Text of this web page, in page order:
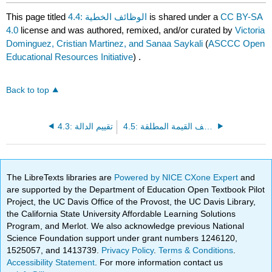
This page titled 4.4: الوظائف الخطية is shared under aCC BY-SA
4.0 license and was authored, remixed, and/or curated byVictoria
Dominguez, Cristian Martinez, and Sanaa Saykali (ASCCC Open
Educational Resources Initiative) .
Back to top
4.3: تقييم الدالة 4.5: وظائف القيمة المطلقة
The LibreTexts libraries are Powered by NICE CXone Expertand
are supported by the Department of Education Open Textbook Pilot
Project, the UC Davis Office of the Provost, the UC Davis Library,
the California State University Affordable Learning Solutions
Program, and Merlot. We also acknowledge previous National
Science Foundation support under grant numbers 1246120,
1525057, and 1413739. Privacy Policy.Terms & Conditions
Accessibility Statement . For more information contact us